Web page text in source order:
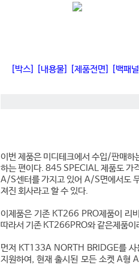
[박스] [내용물] [제품전면] [백패널]
이번 제품은 미디테크에서 수입/판매
하는 편이다. 845 SPECIAL 제품도 가
A/S센터를 가지고 있어 A/S면에서도
져진 회사라고 할 수 있다.
이제품은 기존 KT266 PRO제품이 리
따라서 기존 KT266PRO와 같은제품이
먼저 KT133A NORTH BRIDGE를
지원하여, 현재 출시된 모든 소켓 A